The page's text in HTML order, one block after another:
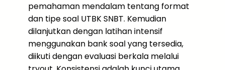
pemahaman mendalam tentang format
dan tipe soal UTBK SNBT. Kemudian
dilanjutkan dengan latihan intensif
menggunakan bank soal yang tersedia,
diikuti dengan evaluasi berkala melalui